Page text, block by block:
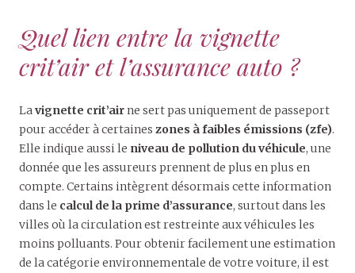
Quel lien entre la vignette
crit’air et l’assurance auto ?
La vignette crit’airne sert pas uniquement de passeport
pour accéder à certaines zones à faibles émissions (zfe).
Elle indique aussi le niveau de pollution du véhicule, une
donnée que les assureurs prennent de plus en plus en
compte. Certains intègrent désormais cette information
dans le calcul de la prime d’assurance, surtout dans les
villes où la circulation est restreinte aux véhicules les
moins polluants. Pour obtenir facilement une estimation
de la catégorie environnementale de votre voiture, il est